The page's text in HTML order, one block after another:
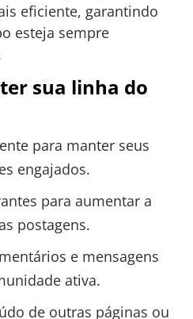
eficiente, garantindo
esteja sempre
sua linha do
para manter seus
engajados.
para aumentar a
postagens.
e mensagens
ativa.
de outras páginas ou